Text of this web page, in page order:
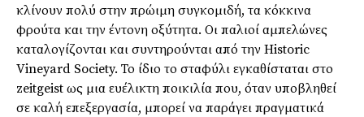
κλίνουν πολύ στην πρώιμη συγκομιδή, τα κόκκινα
φρούτα και την έντονη οξύτητα. Οι παλιοί αμπελώνες
καταλογίζονται και συντηρούνται από την Historic
Vineyard Society. Το ίδιο το σταφύλι εγκαθίσταται στο
zeitgeist ως μια ευέλικτη ποικιλία που, όταν υποβληθεί
σε καλή επεξεργασία, μπορεί να παράγει πραγματικά